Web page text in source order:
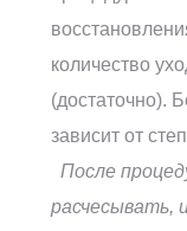
количество
(достаточно).
зависит от
После
расчесывать,